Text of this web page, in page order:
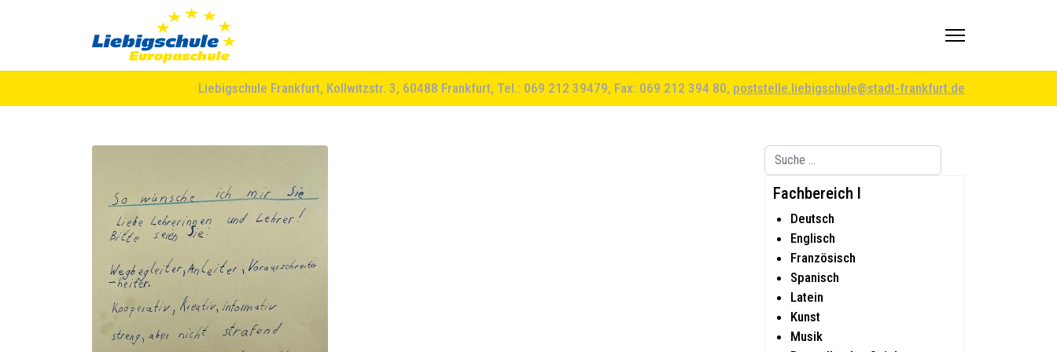
Liebigschule Frankfurt, Kollwitzstr. 3, 60488 Frankfurt, Tel.: 069 212 39479, Fax: 069 212 394 80, poststelle.liebigschule@stadt-frankfurt.de
Suchen
Type 2 or more characters for results.
Fachbereich I
Deutsch
Englisch
Französisch
Spanisch
Latein
Kunst
Musik